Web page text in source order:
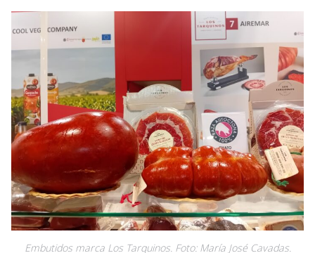
Embutidos marca Los Tarquinos. Foto: María José Cavadas.